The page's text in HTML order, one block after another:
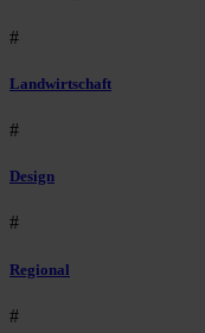
#
Landwirtschaft
#
Design
#
Regional
#